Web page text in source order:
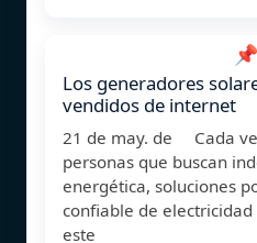
📌
Los generadores
vendidos de internet
21 de may. de Cada
personas que buscan
energética, soluciones
confiable de
este